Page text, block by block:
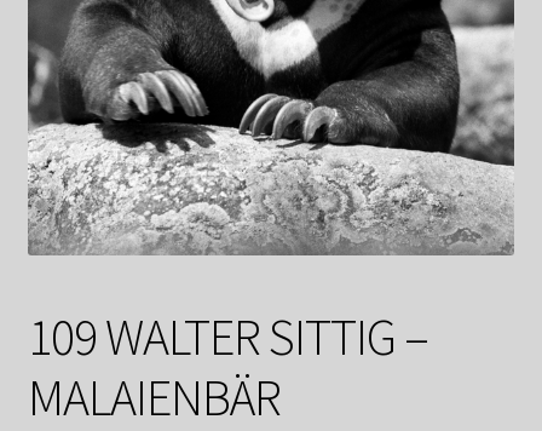
Mitglieder
Newsletter
Newsletter
Shop
Versandkosten / Lieferung
109 WALTER SITTIG –
MALAIENBÄR